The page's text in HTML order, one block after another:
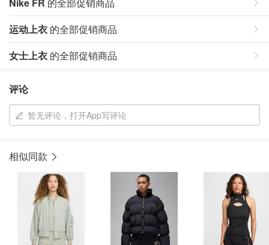
运动上衣 的全部促销商品
女士上衣 的全部促销商品
评论
暂无评论，打开App写评论
相似同款